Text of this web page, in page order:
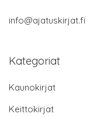
info@ajatuskirjat.fi
Kategoriat
Kaunokirjat
Keittokirjat